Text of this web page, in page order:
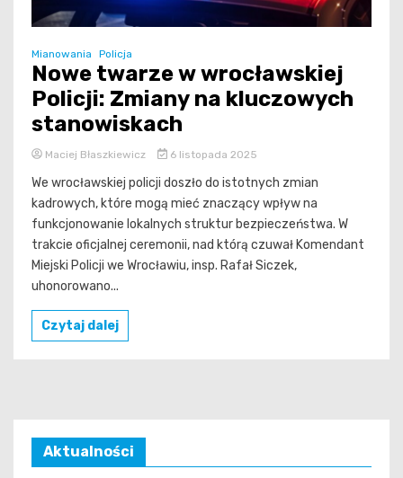
Mianowania Policja
Nowe twarze w wrocławskiej
Policji: Zmiany na kluczowych
stanowiskach
Maciej Błaszkiewicz 6 listopada 2025
We wrocławskiej policji doszło do istotnych zmian
kadrowych, które mogą mieć znaczący wpływ na
funkcjonowanie lokalnych struktur bezpieczeństwa. W
trakcie oficjalnej ceremonii, nad którą czuwał Komendant
Miejski Policji we Wrocławiu, insp. Rafał Siczek,
uhonorowano...
Czytaj dalej
Aktualności